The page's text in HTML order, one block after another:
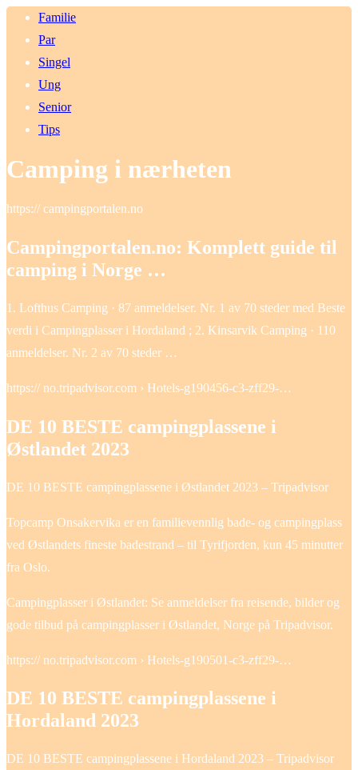
Familie
Par
Singel
Ung
Senior
Tips
Camping i nærheten
https:// campingportalen.no
Campingportalen.no: Komplett guide til
camping i Norge …
1. Lofthus Camping · 87 anmeldelser. Nr. 1 av 70 steder med Beste
verdi i Campingplasser i Hordaland ; 2. Kinsarvik Camping · 110
anmeldelser. Nr. 2 av 70 steder …
https:// no.tripadvisor.com › Hotels-g190456-c3-zff29-…
DE 10 BESTE campingplassene i
Østlandet 2023
DE 10 BESTE campingplassene i Østlandet 2023 – Tripadvisor
Topcamp Onsakervika er en familievennlig bade- og campingplass
ved Østlandets fineste badestrand – til Tyrifjorden, kun 45 minutter
fra Oslo.
Campingplasser i Østlandet: Se anmeldelser fra reisende, bilder og
gode tilbud på campingplasser i Østlandet, Norge på Tripadvisor.
https:// no.tripadvisor.com › Hotels-g190501-c3-zff29-…
DE 10 BESTE campingplassene i
Hordaland 2023
DE 10 BESTE campingplassene i Hordaland 2023 – Tripadvisor